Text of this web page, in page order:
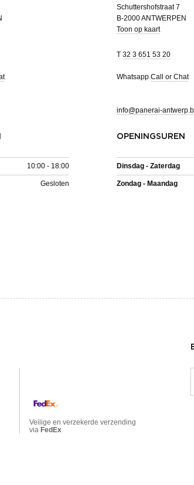
10:00 - 18:00
Gesloten
Schuttershofstraat 7
B-2000 ANTWERPEN
Toon op kaart
T 32 3 651 53 20
Whatsapp Call or Chat
info@panerai-
OPENINGSUREN
Dinsdag - Zaterdag
Zondag - Maandag
Veilige en verzekerde verzending
via FedEx